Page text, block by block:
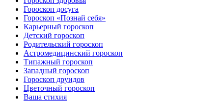
Гороскоп досуга
Гороскоп «Познай себя»
Карьерный гороскоп
Детский гороскоп
Родительский гороскоп
Астромедицинский гороскоп
Типажный гороскоп
Западный гороскоп
Гороскоп друидов
Цветочный гороскоп
Ваша стихия